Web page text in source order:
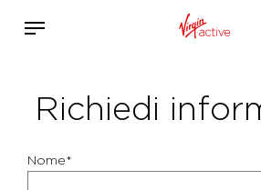
Richiedi
Nome*